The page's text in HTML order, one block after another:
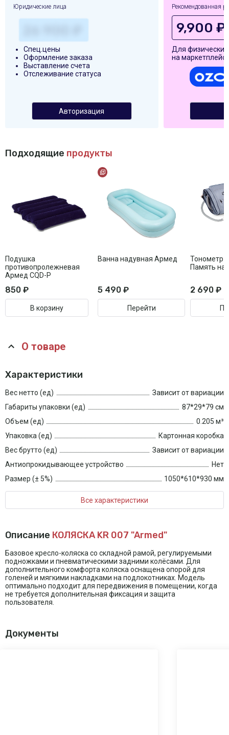
Юридические лица
Спец.цены
Оформление заказа
Выставление счета
Отслеживание статуса
Авторизация
Рекомендованная
9,900 ₽
Для
на
Подходящие продукты
Подушка
противопролежневая
Армед CQD-P
850 ₽
В корзину
Ванна надувная Армед
5 490 ₽
Перейти
Тонометр
Память на
2 690 ₽
О товаре
Характеристики
Вес нетто (ед)
Зависит от вариации
Габариты упаковки (ед)
87*29*79 см
Объем (ед)
0.205 м³
Упаковка (ед)
Картонная коробка
Вес брутто (ед)
Зависит от вариации
Антиопрокидывающее устройство
Нет
Размер (± 5%)
1050*610*930 мм
Все характеристики
Описание КОЛЯСКА KR 007 "Armed"
Базовое кресло-коляска со складной рамой, регулируемыми
подножками и пневматическими задними колёсами. Для
дополнительного комфорта коляска оснащена опорой для
голеней и мягкими накладками на подлокотниках. Модель
оптимально подходит для передвижения в помещении, когда
не требуется дополнительная фиксация и защита
пользователя.
Документы